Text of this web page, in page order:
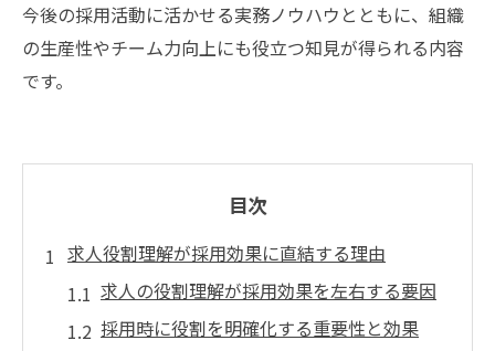
今後の採用活動に活かせる実務ノウハウとともに、組織
の生産性やチーム力向上にも役立つ知見が得られる内容
です。
目次
求人役割理解が採用効果に直結する理由
求人の役割理解が採用効果を左右する要因
採用時に役割を明確化する重要性と効果